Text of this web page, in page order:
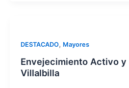
DESTACADO, Mayores
Envejecimiento Activo y
Villalbilla